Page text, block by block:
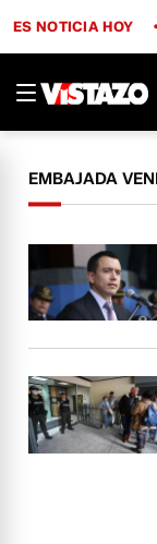
ES NOTICIA HOY
EMBAJADA